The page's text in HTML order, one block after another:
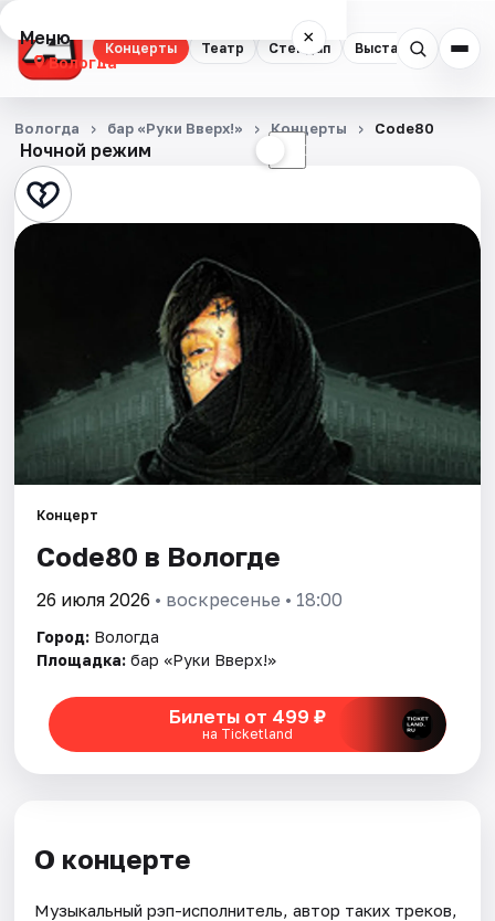
Концерты Театр Стендап Выставки Спорт
Меню ×
Вологда
Концерты
Театр
Стендап
События
Артисты
Рейтинги
Ночной режим ☾
Вологда бар «Руки Вверх!» Концерты Code80
Концерт
Code80 в Вологде
26 июля 2026 • воскресенье • 18:00
Город: Вологда
Площадка: бар «Руки Вверх!»
Билеты от 499 ₽
на Ticketland
О концерте
Музыкальный рэп-исполнитель, автор таких треков,